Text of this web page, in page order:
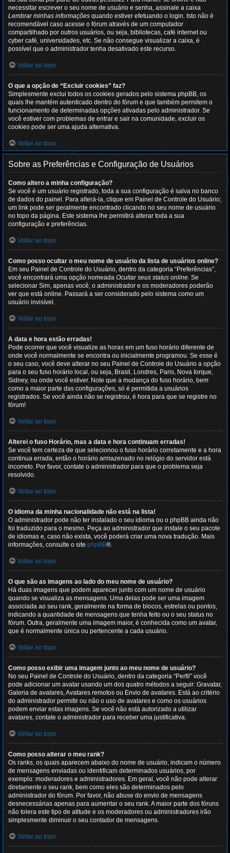
necessitar escrever o seu nome de usuário e senha, assinale a caixa
Lembrar minhas informações quando estiver efetuando o login. Isto não é
recomendável caso acesse o fórum através de um computador
compartilhado por outros usuários, ou seja, bibliotecas, café internet ou
cyber café, universidades, etc. Se não consegue visualizar a caixa, é
possível que o administrador tenha desativado este recurso.
Voltar ao topo
O que a opção de “Excluir cookies” faz?
Simplesmente exclui todos os cookies gerados pelo sistema phpBB, os
quais lhe mantém autenticado dentro do fórum e que também permitem o
funcionamento de determinadas opções ativadas pelo administrador. Se
você estiver com problemas de entrar e sair na comunidade, excluir os
cookies pode ser uma ajuda alternativa.
Voltar ao topo
Sobre as Preferências e Configuração de Usuários
Como altero a minha configuração?
Se você é um usuário registrado, toda a sua configuração é salva no banco
de dados do painel. Para alterá-la, clique em Painel de Controle do Usuário;
um link pode ser geralmente encontrado clicando no seu nome de usuário
no topo da página. Este sistema lhe permitirá alterar toda a sua
configuração e preferências.
Voltar ao topo
Como posso ocultar o meu nome de usuário da lista de usuários online?
Em seu Painel de Controle do Usuário, dentro da categoria “Preferências”,
você encontrará uma opção nomeada Ocultar seus status online. Se
selecionar Sim, apenas você, o administrador e os moderadores poderão
ver que está online. Passará a ser considerado pelo sistema como um
usuário invisível.
Voltar ao topo
A data e hora estão erradas!
Pode ocorrer que você visualize as horas em um fuso horário diferente de
onde você normalmente se encontra ou inicialmente programou. Se esse é
o seu caso, você deve alterar no seu Painel de Controle do Usuário a opção
para o seu fuso horário local, ou seja, Brasil, Londres, Paris, Nova Iorque,
Sidney, ou onde você estiver. Note que a mudança do fuso horário, bem
como a maior parte das configurações, só é permitida a usuários
registrados. Se você ainda não se registrou, é hora para que se registre no
fórum!
Voltar ao topo
Alterei o fuso Horário, mas a data e hora continuam erradas!
Se você tem certeza de que selecionou o fuso horário corretamente e a hora
continua errada, então o horário armazenado no relógio do servidor está
incorreto. Por favor, contate o administrador para que o problema seja
resolvido.
Voltar ao topo
O idioma da minha nacionalidade não está na lista!
O administrador pode não ter instalado o seu idioma ou o phpBB ainda não
foi traduzido para o mesmo. Peça ao administrador que instale o seu pacote
de idiomas e, caso não exista, você poderá criar uma nova tradução. Mais
informações, consulte o site phpBB®.
Voltar ao topo
O que são as imagens ao lado do meu nome de usuário?
Há duas imagens que podem aparecer junto com um nome de usuário
quando se visualiza as mensagens. Uma delas pode ser uma imagem
associada ao seu rank, geralmente na forma de blocos, estrelas ou pontos,
indicando a quantidade de mensagens que tenha feito ou o seu status no
fórum. Outra, geralmente uma imagem maior, é conhecida como um avatar,
que é normalmente única ou pertencente a cada usuário.
Voltar ao topo
Como posso exibir uma imagem junto ao meu nome de usuário?
No seu Painel de Controle do Usuário, dentro da categoria “Perfil” você
pode adicionar um avatar usando um dos quatro métodos a seguir: Gravatar,
Galeria de avatares, Avatares remotos ou Envio de avatares. Está ao critério
do administrador permitir ou não o uso de avatares e como os usuários
podem enviar estas imagens. Se você não está autorizado a utilizar
avatares, contate o administrador para receber uma justificativa.
Voltar ao topo
Como posso alterar o meu rank?
Os ranks, os quais aparecem abaixo do nome de usuário, indicam o número
de mensagens enviadas ou identificam determinados usuários, por
exemplo: moderadores e administradores. Em geral, você não pode alterar
diretamente o seu rank, bem como eles são determinados pelo
administrador do fórum. Por favor, não abuse do envio de mensagens
desnecessárias apenas para aumentar o seu rank. A maior parte dos fóruns
não tolera este tipo de atitude e os moderadores ou administradores irão
simplesmente diminuir o seu contador de mensagens.
Voltar ao topo